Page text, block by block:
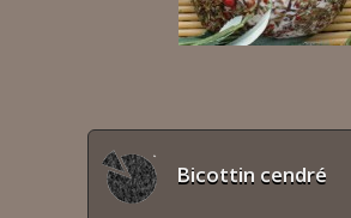
Bicottin cendré